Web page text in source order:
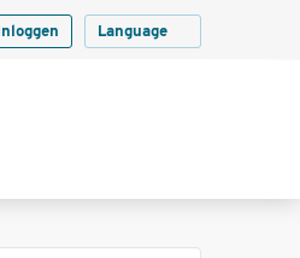
Inloggen Language